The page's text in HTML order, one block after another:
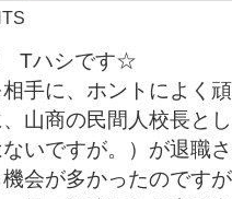
Tハシです☆
手に、ホントによく
山商の民間人校長と
いですが。）が退職
会が多かったのです